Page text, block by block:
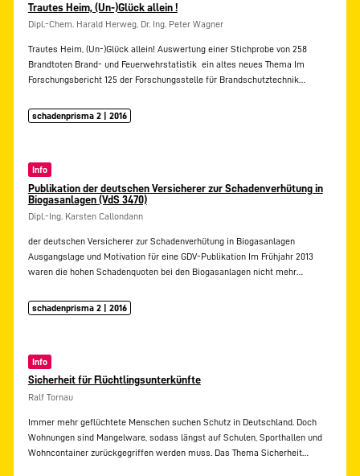
Trautes Heim, (Un-)Glück allein !
Dipl.-Chem. Harald Herweg, Dr. Ing. Peter Wagner
Trautes Heim, (Un-)Glück allein! Auswertung einer Stichprobe von 258
Brandtoten Brand- und Feuerwehrstatistik  ein altes neues Thema Im
Forschungsbericht 125 der Forschungsstelle für Brandschutztechnik…
schadenprisma 2 | 2016
Info
Publikation der deutschen Versicherer zur Schadenverhütung in
Biogasanlagen (VdS 3470)
Dipl.-Ing. Karsten Callondann
der deutschen Versicherer zur Schadenverhütung in Biogasanlagen
Ausgangslage und Motivation für eine GDV-Publikation Im Frühjahr 2013
waren die hohen Schadenquoten bei den Biogasanlagen nicht mehr…
schadenprisma 2 | 2016
Info
Sicherheit für Flüchtlingsunterkünfte
Ralf Tornau
Immer mehr geflüchtete Menschen suchen Schutz in Deutschland. Doch
Wohnungen sind Mangelware, sodass längst auf Schulen, Sporthallen und
Wohncontainer zurückgegriffen werden muss. Das Thema Sicherheit…